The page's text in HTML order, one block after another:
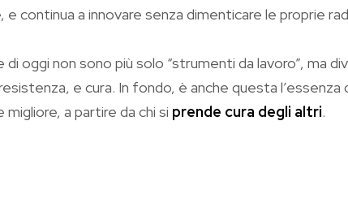
continua a innovare senza dimenticare le proprie
di oggi non sono più solo “strumenti da lavoro”, ma
e cura. In fondo, è anche questa l’essenza
a partire da chi si prende cura degli altri.